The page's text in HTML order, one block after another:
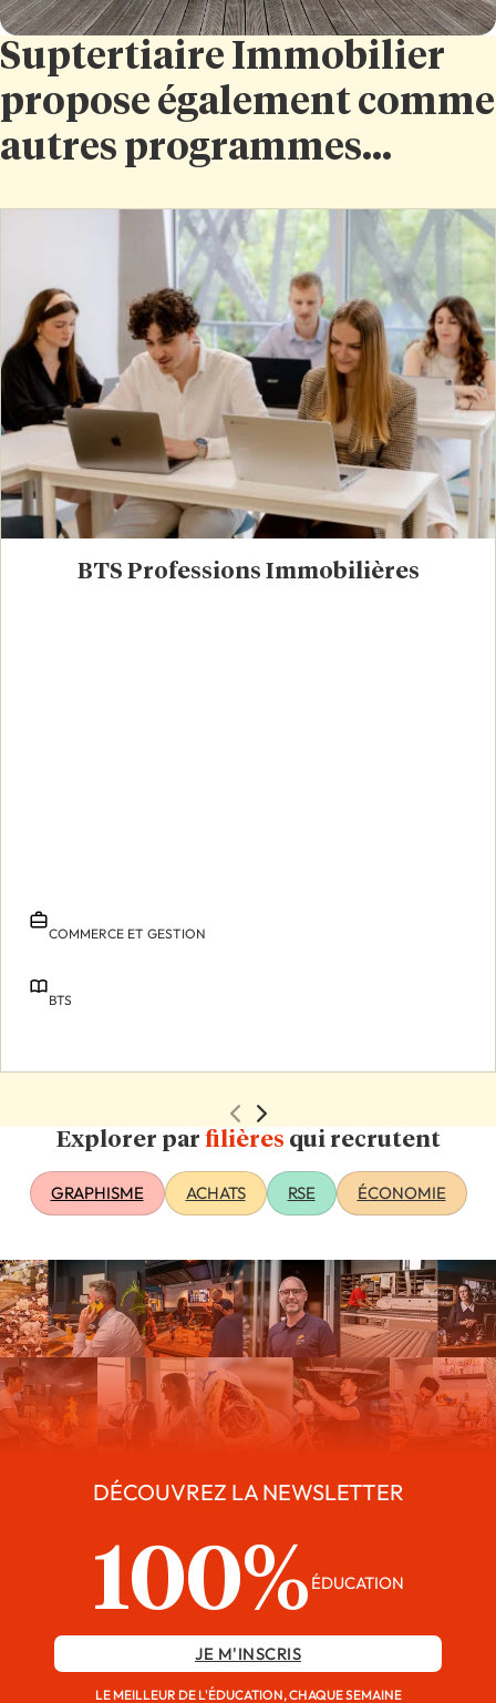
Suptertiaire Immobilier
propose également comme
autres programmes...
BTS Professions Immobilières
COMMERCE ET GESTION
BTS
Explorer par filières qui recrutent
GRAPHISME ACHATS RSE ÉCONOMIE
DÉCOUVREZ LA NEWSLETTER
100% ÉDUCATION
JE M'INSCRIS
LE MEILLEUR DE L'ÉDUCATION, CHAQUE SEMAINE